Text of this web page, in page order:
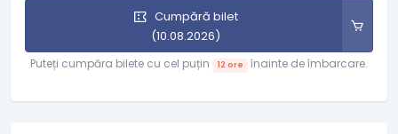
Cumpără bilet
(10.08.2026)
Puteți cumpăra bilete cu cel puțin 12 ore înainte de îmbarcare.